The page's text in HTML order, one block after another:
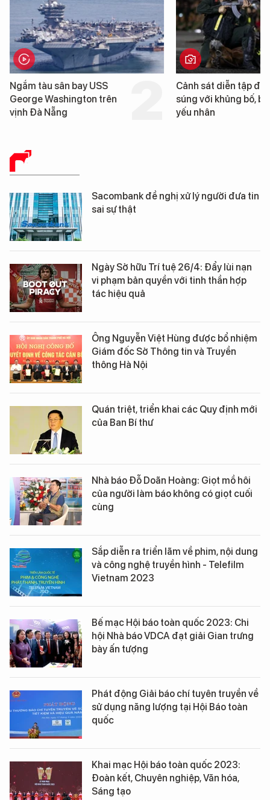
tàu sân bay USS
Washington trên
Đà Nẵng
Cảnh sát diễn tập đấu
súng với khủng bố, bảo
yếu nhân
BÁO CHÍ SỐ
Sacombank đề nghị xử lý người đưa tin
sai sự thật
Ngày Sở hữu Trí tuệ 26/4: Đẩy lùi nạn
vi phạm bản quyền với tinh thần hợp
tác hiệu quả
Ông Nguyễn Việt Hùng được bổ nhiệm
Giám đốc Sở Thông tin và Truyền
thông Hà Nội
Quán triệt, triển khai các Quy định mới
của Ban Bí thư
Nhà báo Đỗ Doãn Hoàng: Giọt mồ hôi
của người làm báo không có giọt cuối
cùng
Sắp diễn ra triển lãm về phim, nội dung
và công nghệ truyền hình - Telefilm
Vietnam 2023
Bế mạc Hội báo toàn quốc 2023: Chi
hội Nhà báo VDCA đạt giải Gian trưng
bày ấn tượng
Phát động Giải báo chí tuyên truyền về
sử dụng năng lượng tại Hội Báo toàn
quốc
Khai mạc Hội báo toàn quốc 2023:
Đoàn kết, Chuyên nghiệp, Văn hóa,
Sáng tạo